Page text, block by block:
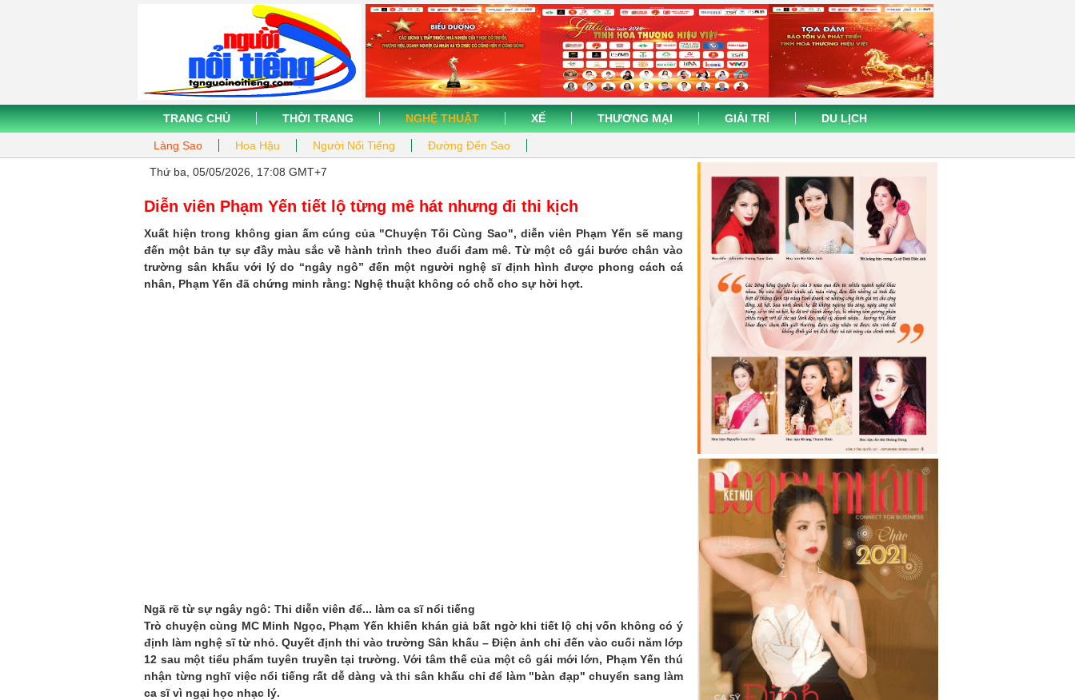
TRANG CHỦ THỜI TRANG NGHỆ THUẬT
Làng Sao Hoa Hậu Người Nổi Tiếng Đường Đến Sao
XẾ THƯƠNG MẠI GIẢI TRÍ DU LỊCH
Thứ ba, 05/05/2026, 17:08 GMT+7
Diễn viên Phạm Yến tiết lộ từng mê hát nhưng đi thi kịch
Xuất hiện trong không gian ấm cúng của "Chuyện Tối Cùng Sao", diễn viên Phạm Yến sẽ mang
đến một bản tự sự đầy màu sắc về hành trình theo đuổi đam mê. Từ một cô gái bước chân vào
trường sân khấu với lý do “ngây ngô” đến một người nghệ sĩ định hình được phong cách cá
nhân, Phạm Yến đã chứng minh rằng: Nghệ thuật không có chỗ cho sự hời hợt.
Ngã rẽ từ sự ngây ngô: Thi diễn viên để... làm ca sĩ nổi tiếng
Trò chuyện cùng MC Minh Ngọc, Phạm Yến khiến khán giả bất ngờ khi tiết lộ chị vốn không có ý
định làm nghệ sĩ từ nhỏ. Quyết định thi vào trường Sân khấu – Điện ảnh chỉ đến vào cuối năm lớp
12 sau một tiểu phẩm tuyên truyền tại trường. Với tâm thế của một cô gái mới lớn, Phạm Yến thú
nhận từng nghĩ việc nổi tiếng rất dễ dàng và thi sân khấu chỉ để làm "bàn đạp" chuyển sang làm
ca sĩ vì ngại học nhạc lý.